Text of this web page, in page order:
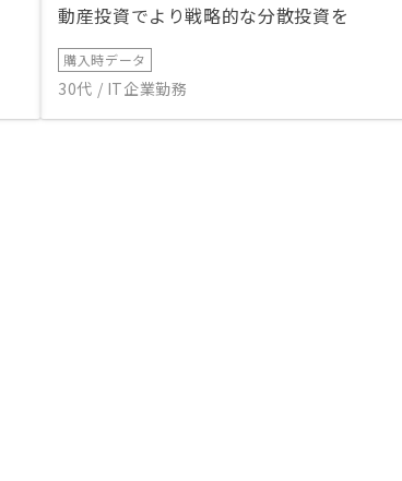
動産投資でより戦略的な分散投資を
購入時データ
30代 / IT企業勤務